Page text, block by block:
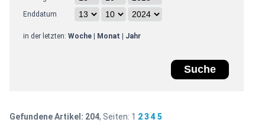
Enddatum
in der letzten: Woche| Monat Jahr
Gefundene Artikel: 204, Seiten: 1 2 3 4 5